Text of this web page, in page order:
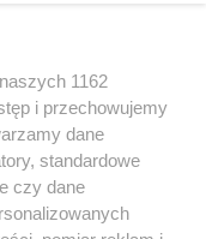
1162
i przechowujemy
dane
standardowe
czy dane